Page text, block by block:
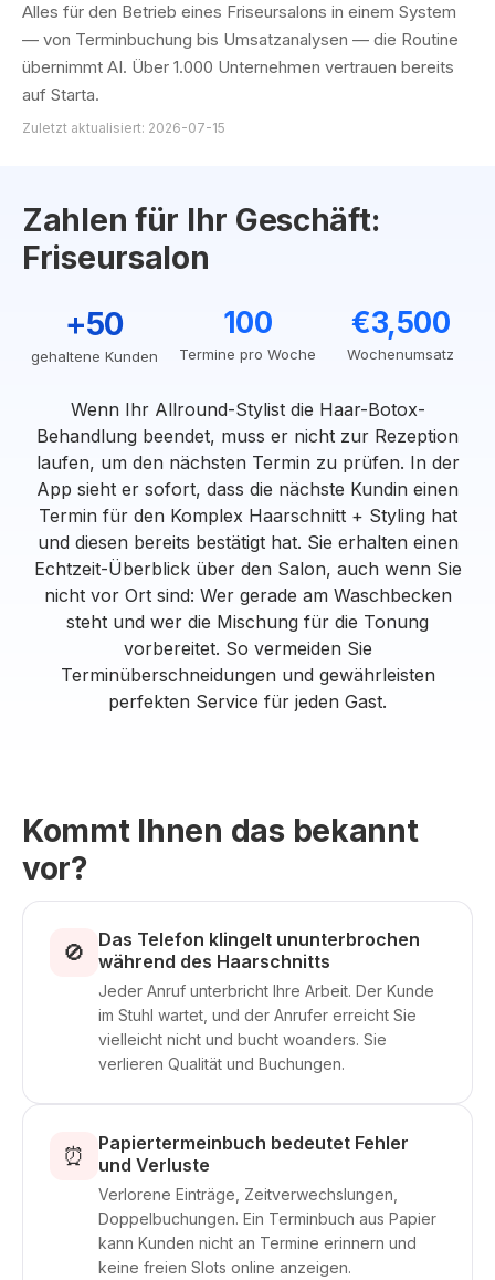
Alles für den Betrieb eines Friseursalons in einem System
— von Terminbuchung bis Umsatzanalysen — die Routine
übernimmt AI. Über 1.000 Unternehmen vertrauen bereits
auf Starta.
Zuletzt aktualisiert: 2026-07-15
Zahlen für Ihr Geschäft:
Friseursalon
+50
gehaltene Kunden
100
Termine pro Woche
€3,500
Wochenumsatz
Wenn Ihr Allround-Stylist die Haar-Botox-
Behandlung beendet, muss er nicht zur Rezeption
laufen, um den nächsten Termin zu prüfen. In der
App sieht er sofort, dass die nächste Kundin einen
Termin für den Komplex Haarschnitt + Styling hat
und diesen bereits bestätigt hat. Sie erhalten einen
Echtzeit-Überblick über den Salon, auch wenn Sie
nicht vor Ort sind: Wer gerade am Waschbecken
steht und wer die Mischung für die Tonung
vorbereitet. So vermeiden Sie
Terminüberschneidungen und gewährleisten
perfekten Service für jeden Gast.
Kommt Ihnen das bekannt
vor?
🚫
Das Telefon klingelt ununterbrochen
während des Haarschnitts
Jeder Anruf unterbricht Ihre Arbeit. Der Kunde
im Stuhl wartet, und der Anrufer erreicht Sie
vielleicht nicht und bucht woanders. Sie
verlieren Qualität und Buchungen.
⏰
Papiertermeinbuch bedeutet Fehler
und Verluste
Verlorene Einträge, Zeitverwechslungen,
Doppelbuchungen. Ein Terminbuch aus Papier
kann Kunden nicht an Termine erinnern und
keine freien Slots online anzeigen.